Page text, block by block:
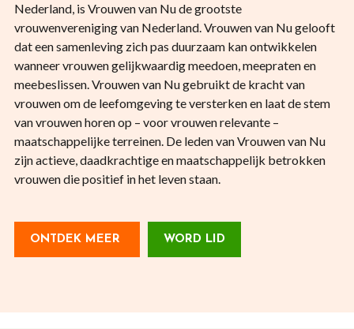
Nederland, is Vrouwen van Nu de grootste
vrouwenvereniging van Nederland. Vrouwen van Nu gelooft
dat een samenleving zich pas duurzaam kan ontwikkelen
wanneer vrouwen gelijkwaardig meedoen, meepraten en
meebeslissen. Vrouwen van Nu gebruikt de kracht van
vrouwen om de leefomgeving te versterken en laat de stem
van vrouwen horen op – voor vrouwen relevante –
maatschappelijke terreinen. De leden van Vrouwen van Nu
zijn actieve, daadkrachtige en maatschappelijk betrokken
vrouwen die positief in het leven staan.
ONTDEK MEER WORD LID